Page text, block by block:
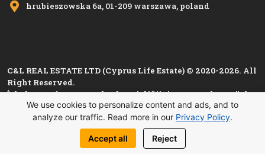
hrubieszowska 6a, 01-209 warszawa, poland
C&L REAL ESTATE LTD (Cyprus Life Estate) © 2020-2026. All
Right Reserved.
İskele Esnaf ve Zanaatkarlar Birliği'nin 1280, Kıbrıs Türk
Esnaf ve Zanaatkarlar Odası'nın i 1501sicil numarası ile
kayıtlı üyesidir.
Политика Конфиденциальности
ATATURK CAD. SINIRUSTU DIS KAPI NO: 4/16 / ISKELE
We use cookies to personalize content and ads, and to
analyze our traffic. Read more in our Privacy Policy.
Accept all Reject